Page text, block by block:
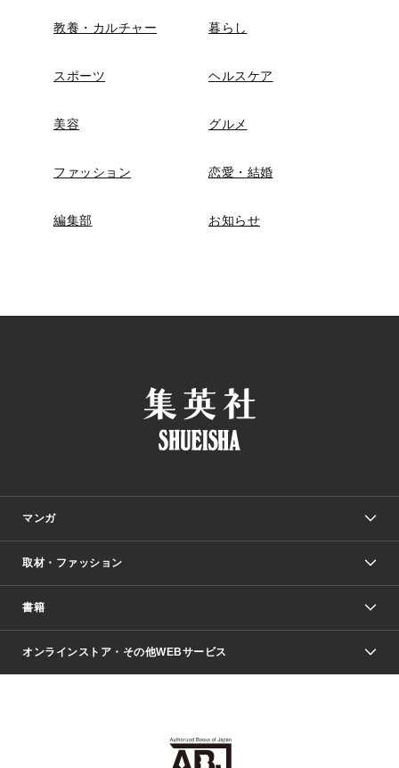
教養・カルチャー 暮らし
スポーツ ヘルスケア
美容 グルメ
ファッション 恋愛・結婚
編集部 お知らせ
マンガ
少年マンガ
Vジャンプ
週刊ヤングジャンプ
少女マンガ
取材・ファッション
Seventeen
芸能・情報・スポーツ
書籍
文芸・文庫・総合
ライトノベル・ノベライズ
オンラインストア・その他WEBサービス